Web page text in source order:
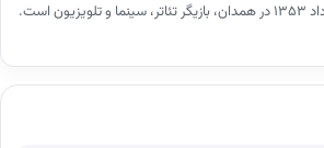
فقیهه سلطانی متولد ۲۹ مرداد ۱۳۵۳ در همدان، بازیگر تئاتر، سینما و تلویزیون است.